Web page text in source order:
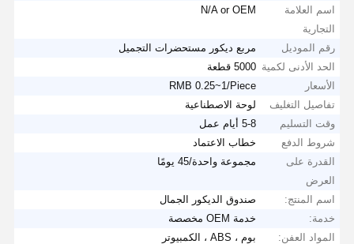
اسم العلامة
التجارية
N/A or OEM
رقم الموديل
مربع ديكور مستحضرات التجميل
الحد الأدنى لكمية 5000 قطعة
الأسعار
RMB 0.25~1/Piece
تفاصيل التغليف
لوحة الاصطناعية
وقت التسليم
5-8 أيام عمل
شروط الدفع
خطاب الاعتماد
القدرة على
العرض
مجموعة واحدة/45 يومًا
اسم المنتج:
صندوق الديكور الجمال
خدمة:
خدمة OEM مخصصة
المواد العفن:
بوم ، ABS ، الكمبيوتر